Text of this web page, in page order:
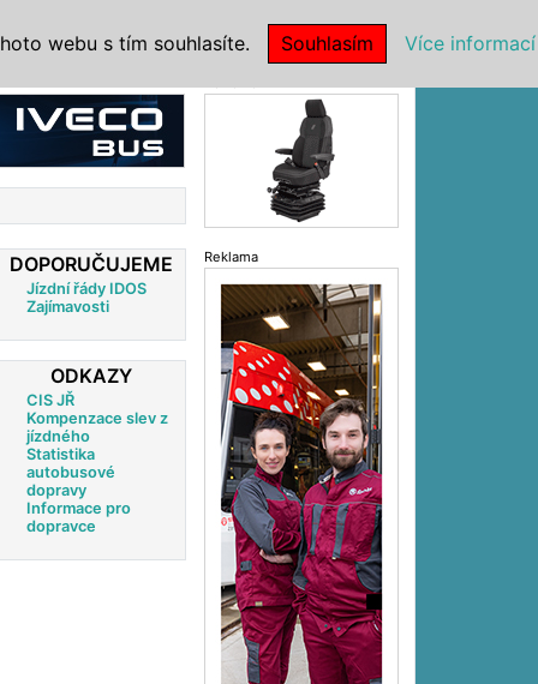
DOPORUČUJEME
Jízdní řády IDOS
Zajímavosti
ODKAZY
CIS JŘ
Kompenzace slev z
jízdného
Statistika
autobusové
dopravy
Informace pro
dopravce
Reklama
webu s tím souhlasíte. Souhlasím Více informací